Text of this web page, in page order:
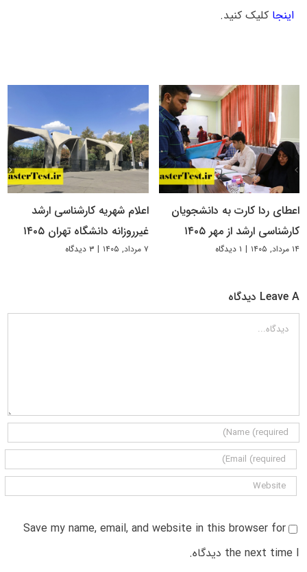
اینجا کلیک کنید.
اعطای ردا کارت به دانشجویان
کارشناسی ارشد از مهر ۱۴۰۵
۱۴ مرداد, ۱۴۰۵ | ۱ دیدگاه
اعلام شهریه کارشناسی ارشد
غیرروزانه دانشگاه تهران ۱۴۰۵
۷ مرداد, ۱۴۰۵ | ۳ دیدگاه
Leave A دیدگاه
دیدگاه
Save my name, email, and website in this browser for
the next time I دیدگاه.